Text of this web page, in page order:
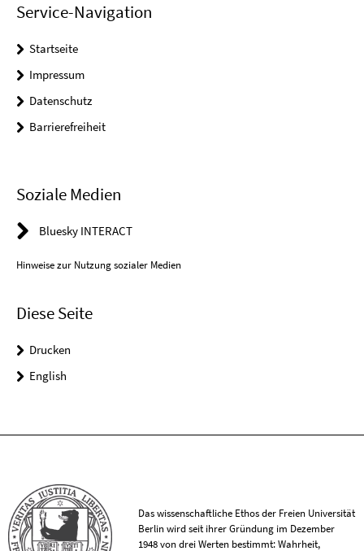
Service-Navigation
Startseite
Impressum
Datenschutz
Barrierefreiheit
Soziale Medien
Bluesky INTERACT
Hinweise zur Nutzung sozialer Medien
Diese Seite
Drucken
English
Das wissenschaftliche Ethos der Freien Universität
Berlin wird seit ihrer Gründung im Dezember
1948 von drei Werten bestimmt: Wahrheit,